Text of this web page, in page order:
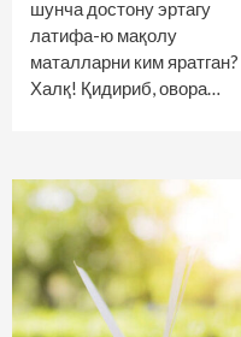
шунча достону эртагу
латифа-ю мақолу
маталларни ким яратган?
Халқ! Қидириб, овора…